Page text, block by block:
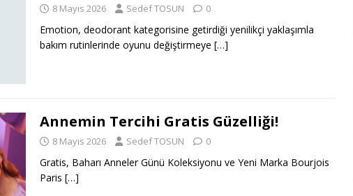
8 Mayıs 2026 Sedef TOSUN 0
Emotion, deodorant kategorisine getirdiği yenilikçi yaklaşımla
bakım rutinlerinde oyunu değiştirmeye […]
Annemin Tercihi Gratis Güzelliği!
8 Mayıs 2026 Sedef TOSUN 0
Gratis, Baharı Anneler Günü Koleksiyonu ve Yeni Marka Bourjois
Paris […]